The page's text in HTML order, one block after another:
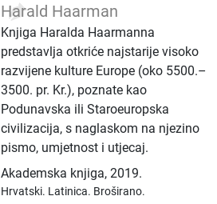
Harald Haarman
Knjiga Haralda Haarmanna
predstavlja otkriće najstarije visoko
razvijene kulture Europe (oko 5500.–
3500. pr. Kr.), poznate kao
Podunavska ili Staroeuropska
civilizacija, s naglaskom na njezino
pismo, umjetnost i utjecaj.
Akademska knjiga,2019.
Hrvatski. Latinica. Broširano.